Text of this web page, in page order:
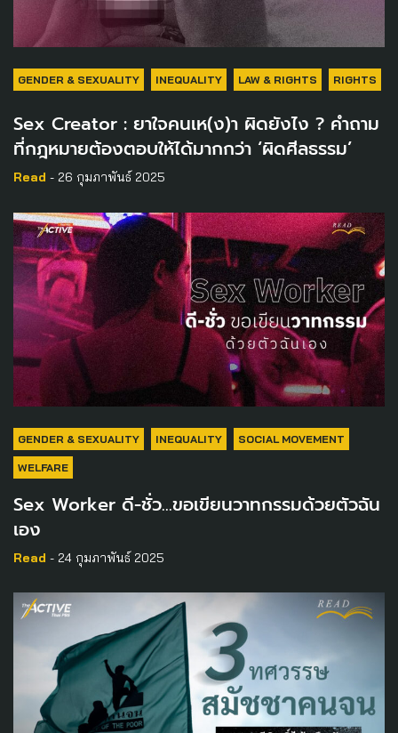
GENDER & SEXUALITY INEQUALITY LAW & RIGHTS RIGHTS
Sex Creator : ยาใจคนเห(ง)า ผิดยังไง ? คำถาม
ที่กฎหมายต้องตอบให้ได้มากกว่า ‘ผิดศีลธรรม’
Read - 26 กุมภาพันธ์ 2025
GENDER & SEXUALITY INEQUALITY SOCIAL MOVEMENT
WELFARE
Sex Worker ดี-ชั่ว…ขอเขียนวาทกรรมด้วยตัวฉัน
เอง
Read - 24 กุมภาพันธ์ 2025